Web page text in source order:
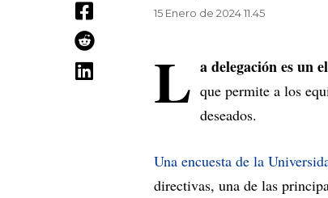
15 Enero de 2024 11.45
L a delegación es un
que permite a los
deseados.
Una encuesta de la
directivas, una de las